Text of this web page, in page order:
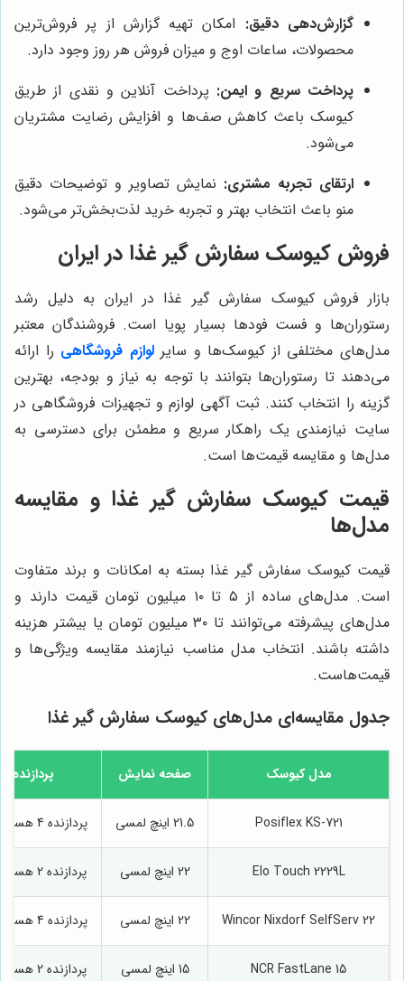
گزارش‌دهی دقیق: امکان تهیه گزارش از پر فروش‌ترین
محصولات، ساعات اوج و میزان فروش هر روز وجود دارد.
پرداخت سریع و ایمن: پرداخت آنلاین و نقدی از طریق
کیوسک باعث کاهش صف‌ها و افزایش رضایت مشتریان
می‌شود.
ارتقای تجربه مشتری: نمایش تصاویر و توضیحات دقیق
منو باعث انتخاب بهتر و تجربه خرید لذت‌بخش‌تر می‌شود.
فروش کیوسک سفارش گیر غذا در ایران
بازار فروش کیوسک سفارش گیر غذا در ایران به دلیل رشد
رستوران‌ها و فست فودها بسیار پویا است. فروشندگان معتبر
مدل‌های مختلفی از کیوسک‌ها و سایرلوازم فروشگاهی را ارائه
می‌دهند تا رستوران‌ها بتوانند با توجه به نیاز و بودجه، بهترین
گزینه را انتخاب کنند. ثبت آگهی لوازم و تجهیزات فروشگاهی در
سایت نیازمندی یک راهکار سریع و مطمئن برای دسترسی به
مدل‌ها و مقایسه قیمت‌ها است.
قیمت کیوسک سفارش گیر غذا و مقایسه
مدل‌ها
قیمت کیوسک سفارش گیر غذا بسته به امکانات و برند متفاوت
است. مدل‌های ساده از ۵ تا ۱۰ میلیون تومان قیمت دارند و
مدل‌های پیشرفته می‌توانند تا ۳۰ میلیون تومان یا بیشتر هزینه
داشته باشند. انتخاب مدل مناسب نیازمند مقایسه ویژگی‌ها و
قیمت‌هاست.
جدول مقایسه‌ای مدل‌های کیوسک سفارش گیر غذا
مدل کیوسک صفحه نمایش پردازنده
Posiflex KS-721 21.5 اینچ لمسی پردازنده 4 هسته‌ای، 4GB RAM
Elo Touch 2229L 22 اینچ لمسی پردازنده 2 هسته‌ای، 2GB RAM
Wincor Nixdorf SelfServ 22 22 اینچ لمسی پردازنده 4 هسته‌ای، 8GB RAM
NCR FastLane 15 15 اینچ لمسی پردازنده 2 هسته‌ای، 2GB RAM